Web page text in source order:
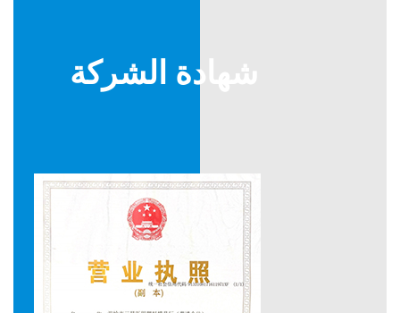
والمملكة العربية السعودية ودول أو مناطق أخرى. لقد تلقينا
في عام 2004 ، أنشأنا تعاونًا مع معهد أبحاث قوالب مجموعة
Qianjiang للدراجات النارية ، مما عزز قدرتنا على تصميم وتصنيع
لقد زودت سنوات عديدة من الخبرة العملية في تصنيع القوالب
فريقًا من العمال المهرة بمستوى عالٍ من التخصص والخبرة. نحن
شهادة الشركة